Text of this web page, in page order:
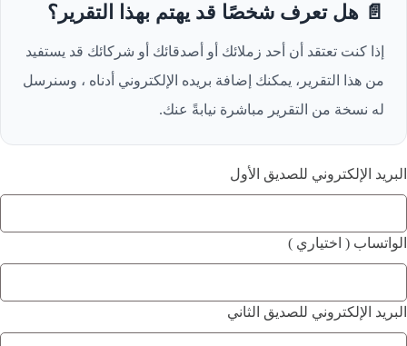
📄 هل تعرف شخصًا قد يهتم بهذا التقرير؟
إذا كنت تعتقد أن أحد زملائك أو أصدقائك أو شركائك قد يستفيد
من هذا التقرير، يمكنك إضافة بريده الإلكتروني أدناه ، وسنرسل
له نسخة من التقرير مباشرة نيابةً عنك.
البريد الإلكتروني للصديق الأول
الواتساب ( اختياري )
البريد الإلكتروني للصديق الثاني